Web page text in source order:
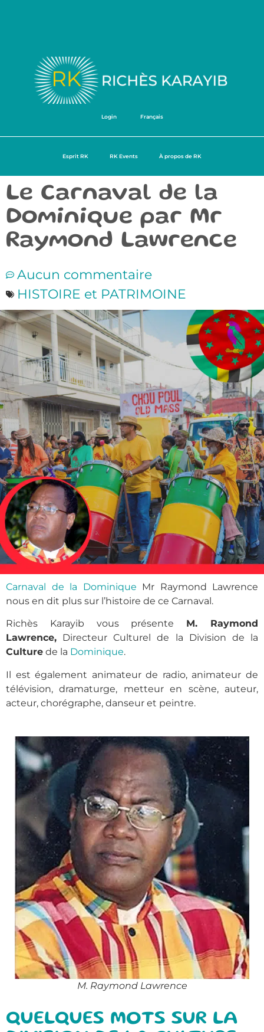
Login Français
Esprit RK RK Events À propos de RK
Le Carnaval de la
Dominique par Mr
Raymond Lawrence
Aucun commentaire
HISTOIRE et PATRIMOINE
Carnaval de la Dominique Mr Raymond Lawrence
nous en dit plus sur l’histoire de ce Carnaval.
Richès Karayib vous présente M. Raymond
Lawrence, Directeur Culturel de la Division de la
Culture de la Dominique.
Il est également animateur de radio, animateur de
télévision, dramaturge, metteur en scène, auteur,
acteur, chorégraphe, danseur et peintre.
M. Raymond Lawrence
QUELQUES MOTS SUR LA